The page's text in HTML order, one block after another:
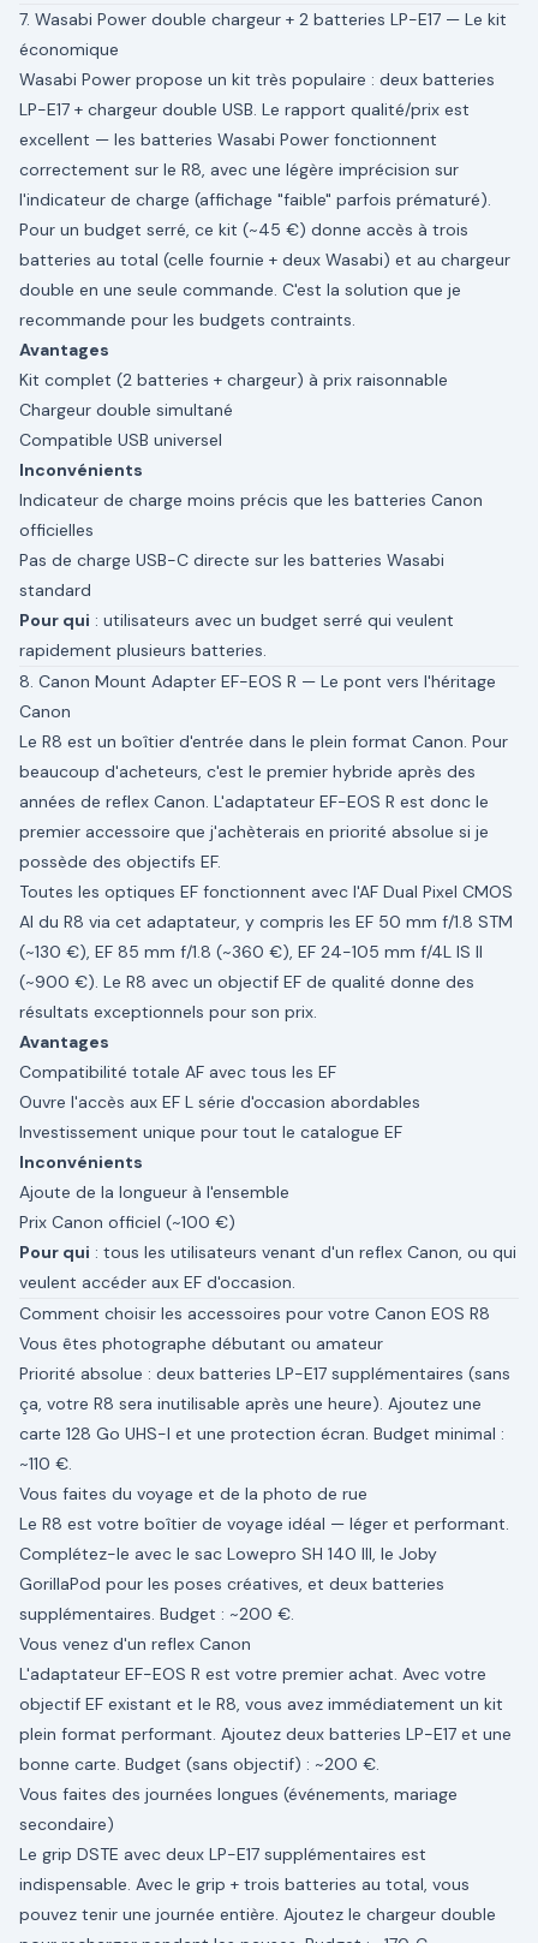
7. Wasabi Power double chargeur + 2 batteries LP-E17 — Le kit
économique
Wasabi Power propose un kit très populaire : deux batteries
LP-E17 + chargeur double USB. Le rapport qualité/prix est
excellent — les batteries Wasabi Power fonctionnent
correctement sur le R8, avec une légère imprécision sur
l'indicateur de charge (affichage "faible" parfois prématuré).
Pour un budget serré, ce kit (~45 €) donne accès à trois
batteries au total (celle fournie + deux Wasabi) et au chargeur
double en une seule commande. C'est la solution que je
recommande pour les budgets contraints.
Avantages
Kit complet (2 batteries + chargeur) à prix raisonnable
Chargeur double simultané
Compatible USB universel
Inconvénients
Indicateur de charge moins précis que les batteries Canon
officielles
Pas de charge USB-C directe sur les batteries Wasabi
standard
Pour qui : utilisateurs avec un budget serré qui veulent
rapidement plusieurs batteries.
8. Canon Mount Adapter EF-EOS R — Le pont vers l'héritage
Canon
Le R8 est un boîtier d'entrée dans le plein format Canon. Pour
beaucoup d'acheteurs, c'est le premier hybride après des
années de reflex Canon. L'adaptateur EF-EOS R est donc le
premier accessoire que j'achèterais en priorité absolue si je
possède des objectifs EF.
Toutes les optiques EF fonctionnent avec l'AF Dual Pixel CMOS
AI du R8 via cet adaptateur, y compris les EF 50 mm f/1.8 STM
(~130 €), EF 85 mm f/1.8 (~360 €), EF 24-105 mm f/4L IS II
(~900 €). Le R8 avec un objectif EF de qualité donne des
résultats exceptionnels pour son prix.
Avantages
Compatibilité totale AF avec tous les EF
Ouvre l'accès aux EF L série d'occasion abordables
Investissement unique pour tout le catalogue EF
Inconvénients
Ajoute de la longueur à l'ensemble
Prix Canon officiel (~100 €)
Pour qui : tous les utilisateurs venant d'un reflex Canon, ou qui
veulent accéder aux EF d'occasion.
Comment choisir les accessoires pour votre Canon EOS R8
Vous êtes photographe débutant ou amateur
Priorité absolue : deux batteries LP-E17 supplémentaires (sans
ça, votre R8 sera inutilisable après une heure). Ajoutez une
carte 128 Go UHS-I et une protection écran. Budget minimal :
~110 €.
Vous faites du voyage et de la photo de rue
Le R8 est votre boîtier de voyage idéal — léger et performant.
Complétez-le avec le sac Lowepro SH 140 III, le Joby
GorillaPod pour les poses créatives, et deux batteries
supplémentaires. Budget : ~200 €.
Vous venez d'un reflex Canon
L'adaptateur EF-EOS R est votre premier achat. Avec votre
objectif EF existant et le R8, vous avez immédiatement un kit
plein format performant. Ajoutez deux batteries LP-E17 et une
bonne carte. Budget (sans objectif) : ~200 €.
Vous faites des journées longues (événements, mariage
secondaire)
Le grip DSTE avec deux LP-E17 supplémentaires est
indispensable. Avec le grip + trois batteries au total, vous
pouvez tenir une journée entière. Ajoutez le chargeur double